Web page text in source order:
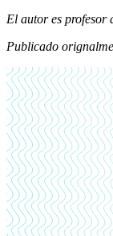
El autor es profesor
Publicado